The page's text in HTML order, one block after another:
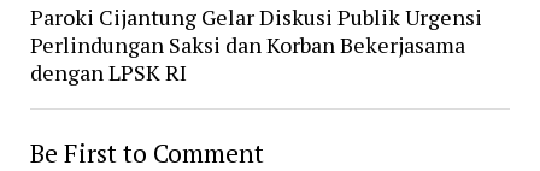
Paroki Cijantung Gelar Diskusi Publik Urgensi
Perlindungan Saksi dan Korban Bekerjasama
dengan LPSK RI
Be First to Comment